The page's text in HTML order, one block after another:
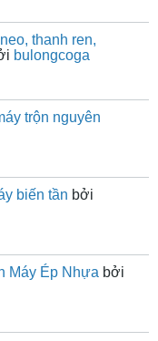
thanh ren,
bulongcoga
trộn nguyên
biến tần bởi
Máy Ép Nhựa bởi